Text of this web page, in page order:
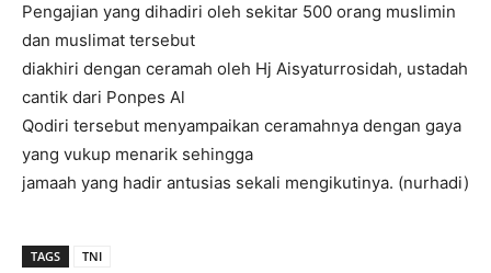
Pengajian yang dihadiri oleh sekitar 500 orang muslimin
dan muslimat tersebut
diakhiri dengan ceramah oleh Hj Aisyaturrosidah, ustadah
cantik dari Ponpes Al
Qodiri tersebut menyampaikan ceramahnya dengan gaya
yang vukup menarik sehingga
jamaah yang hadir antusias sekali mengikutinya. (nurhadi)
TAGS TNI